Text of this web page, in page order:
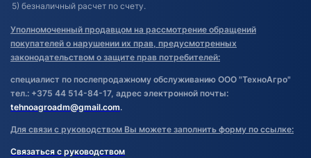
5) безналичный расчет по счету.
Уполномоченный продавцом на рассмотрение обращений
покупателей о нарушении их прав, предусмотренных
законодательством о защите прав потребителей:
специалист по послепродажному обслуживанию ООО "ТехноАгро"
тел.: +375 44 514-84-17, адрес электронной почты:
tehnoagroadm@gmail.com.
Для связи с руководством Вы можете заполнить форму по ссылке:
Связаться с руководством